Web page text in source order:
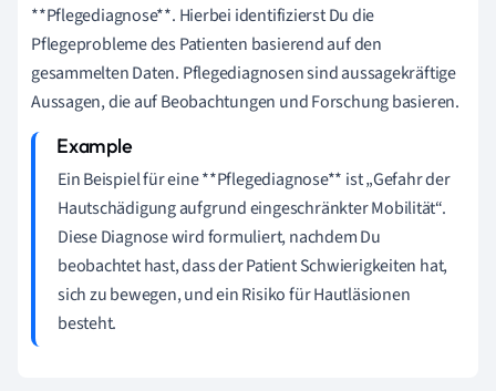
**Pflegediagnose**. Hierbei identifizierst Du die
Pflegeprobleme des Patienten basierend auf den
gesammelten Daten. Pflegediagnosen sind aussagekräftige
Aussagen, die auf Beobachtungen und Forschung basieren.
Ein Beispiel für eine **Pflegediagnose** ist „Gefahr der
Hautschädigung aufgrund eingeschränkter Mobilität“.
Diese Diagnose wird formuliert, nachdem Du
beobachtet hast, dass der Patient Schwierigkeiten hat,
sich zu bewegen, und ein Risiko für Hautläsionen
besteht.